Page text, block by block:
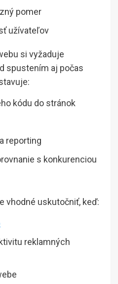
pomer
užívateľov
si vyžaduje
spustením aj počas
kódu do stránok
reporting
s konkurenciou
vhodné uskutočniť, keď:
reklamných